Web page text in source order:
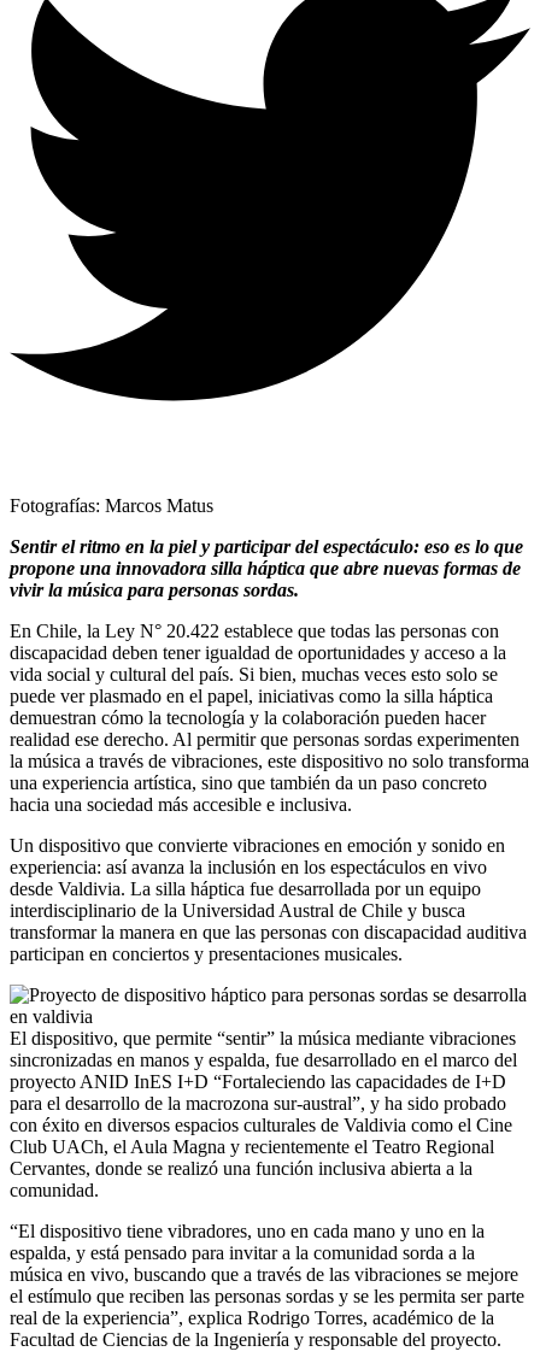
Fotografías: Marcos Matus
Sentir el ritmo en la piel y participar del espectáculo: eso es lo que
propone una innovadora silla háptica que abre nuevas formas de
vivir la música para personas sordas.
En Chile, la Ley N° 20.422 establece que todas las personas con
discapacidad deben tener igualdad de oportunidades y acceso a la
vida social y cultural del país. Si bien, muchas veces esto solo se
puede ver plasmado en el papel, iniciativas como la silla háptica
demuestran cómo la tecnología y la colaboración pueden hacer
realidad ese derecho. Al permitir que personas sordas experimenten
la música a través de vibraciones, este dispositivo no solo transforma
una experiencia artística, sino que también da un paso concreto
hacia una sociedad más accesible e inclusiva.
Un dispositivo que convierte vibraciones en emoción y sonido en
experiencia: así avanza la inclusión en los espectáculos en vivo
desde Valdivia. La silla háptica fue desarrollada por un equipo
interdisciplinario de la Universidad Austral de Chile y busca
transformar la manera en que las personas con discapacidad auditiva
participan en conciertos y presentaciones musicales.
El dispositivo, que permite “sentir” la música mediante vibraciones
sincronizadas en manos y espalda, fue desarrollado en el marco del
proyecto ANID InES I+D “Fortaleciendo las capacidades de I+D
para el desarrollo de la macrozona sur-austral”, y ha sido probado
con éxito en diversos espacios culturales de Valdivia como el Cine
Club UACh, el Aula Magna y recientemente el Teatro Regional
Cervantes, donde se realizó una función inclusiva abierta a la
comunidad.
“El dispositivo tiene vibradores, uno en cada mano y uno en la
espalda, y está pensado para invitar a la comunidad sorda a la
música en vivo, buscando que a través de las vibraciones se mejore
el estímulo que reciben las personas sordas y se les permita ser parte
real de la experiencia”, explica Rodrigo Torres, académico de la
Facultad de Ciencias de la Ingeniería y responsable del proyecto.